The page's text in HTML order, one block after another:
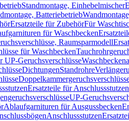
Standmontage, Einhebelmischer
Batteriebetrieb
Ersatzteile für ZubehörFür
für Waschbecken
Raumsparmodell
für Waschbecken
UP-Geruchsverschlüsse
DichtungenStandrohre
Ersatzteile für Anschlussstutzen
UP-
Ablaufgarnituren für Ausgussbecken
Anschlussstutzen